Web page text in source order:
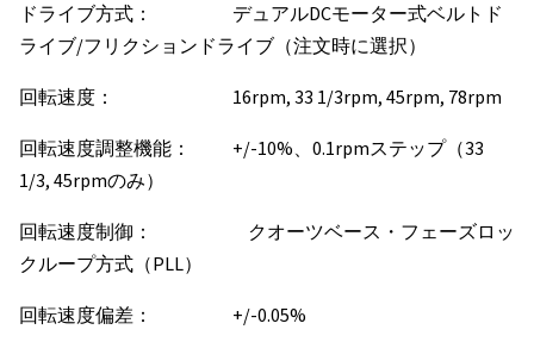
ドライブ方式： デュアルDCモーター式ベルトド
ライブ/フリクションドライブ（注文時に選択）
回転速度： 16rpm, 33 1/3rpm, 45rpm, 78rpm
回転速度調整機能： +/-10%、0.1rpmステップ（33
1/3, 45rpmのみ）
回転速度制御： クオーツベース・フェーズロッ
クループ方式（PLL）
回転速度偏差： +/-0.05%